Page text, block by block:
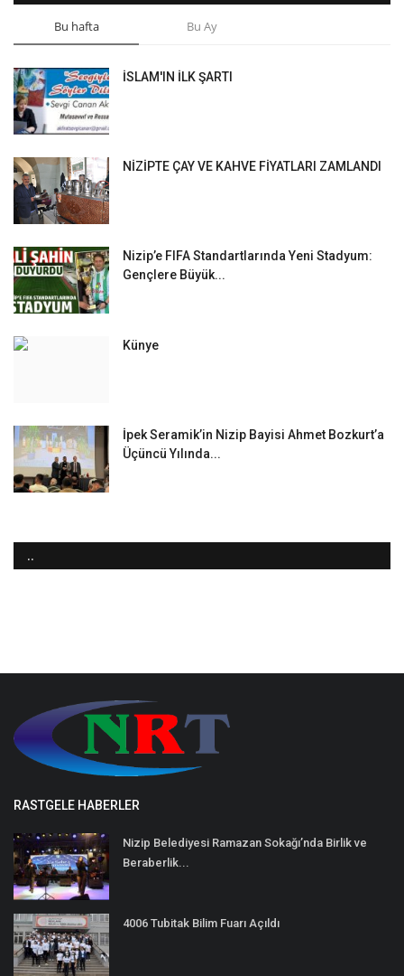
Bu hafta Bu Ay
İSLAM'IN İLK ŞARTI
NİZİPTE ÇAY VE KAHVE FİYATLARI ZAMLANDI
Nizip’e FIFA Standartlarında Yeni Stadyum:
Gençlere Büyük...
Künye
İpek Seramik’in Nizip Bayisi Ahmet Bozkurt’a
Üçüncü Yılında...
..
RASTGELE HABERLER
Nizip Belediyesi Ramazan Sokağı’nda Birlik ve
Beraberlik...
4006 Tubitak Bilim Fuarı Açıldı